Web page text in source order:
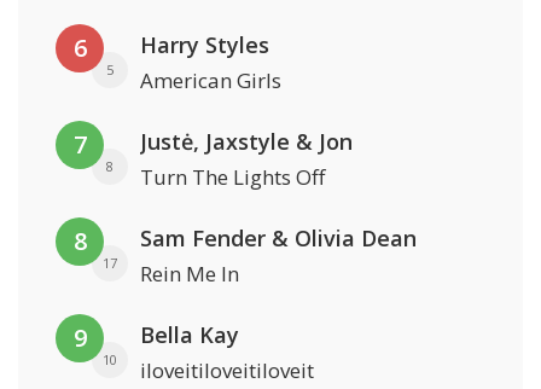
6
5
Harry Styles
American Girls
7
8
Justė, Jaxstyle & Jon
Turn The Lights Off
8
17
Sam Fender & Olivia Dean
Rein Me In
9
10
Bella Kay
iloveitiloveitiloveit